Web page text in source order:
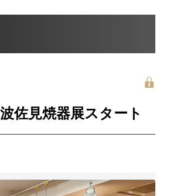
佐見焼器展スタート